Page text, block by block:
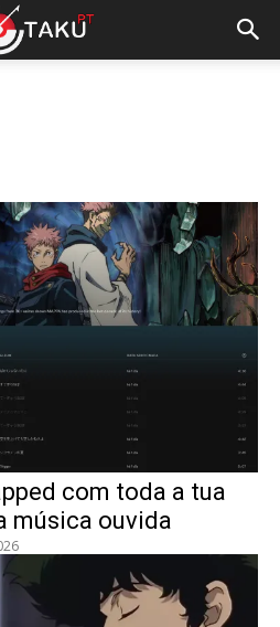
com toda a tua
música ouvida